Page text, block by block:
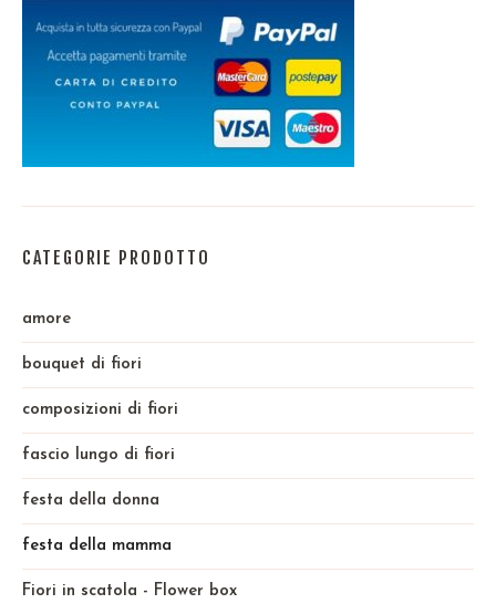
CATEGORIE PRODOTTO
amore
bouquet di fiori
composizioni di fiori
fascio lungo di fiori
festa della donna
festa della mamma
Fiori in scatola - Flower box